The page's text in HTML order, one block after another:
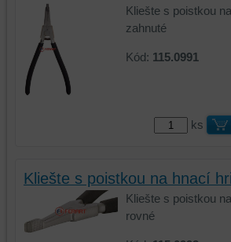
Kliešte s poistkou
zahnuté
Kód: 115.0991
ks
Kliešte s poistkou na hnací
Kliešte s poistkou
rovné